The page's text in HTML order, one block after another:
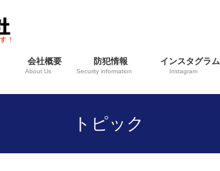
会社概要
About Us
防犯情報
Security information
インスタグラム
Instagram
トピック